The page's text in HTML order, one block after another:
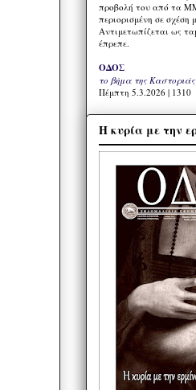
προβολή του από τα
περιορισμένη σε σχέση
Αντιμετωπίζεται ως
έπρεπε.
ΟΔΟΣ
το βήμα της Καστοριάς
Πέμπτη 5.3.2026 | 1310
Η κυρία με την